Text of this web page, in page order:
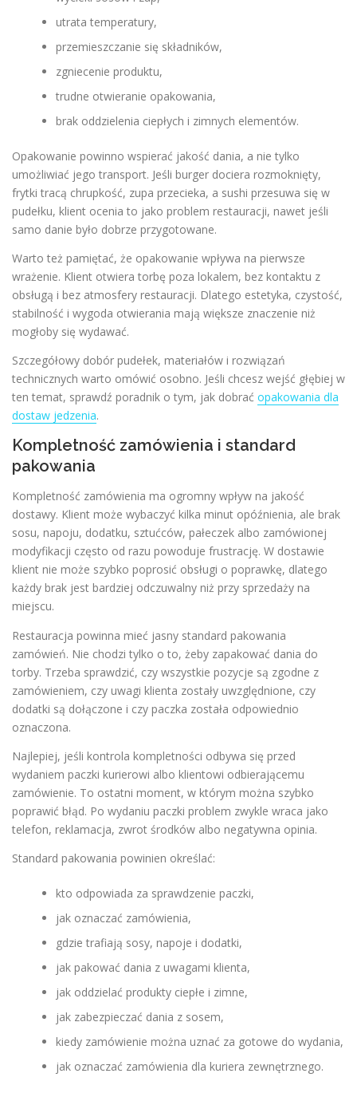
utrata temperatury,
przemieszczanie się składników,
zgniecenie produktu,
trudne otwieranie opakowania,
brak oddzielenia ciepłych i zimnych elementów.
Opakowanie powinno wspierać jakość dania, a nie tylko
umożliwiać jego transport. Jeśli burger dociera rozmoknięty,
frytki tracą chrupkość, zupa przecieka, a sushi przesuwa się w
pudełku, klient ocenia to jako problem restauracji, nawet jeśli
samo danie było dobrze przygotowane.
Warto też pamiętać, że opakowanie wpływa na pierwsze
wrażenie. Klient otwiera torbę poza lokalem, bez kontaktu z
obsługą i bez atmosfery restauracji. Dlatego estetyka, czystość,
stabilność i wygoda otwierania mają większe znaczenie niż
mogłoby się wydawać.
Szczegółowy dobór pudełek, materiałów i rozwiązań
technicznych warto omówić osobno. Jeśli chcesz wejść głębiej w
ten temat, sprawdź poradnik o tym, jak dobrać opakowania dla
dostaw jedzenia.
Kompletność zamówienia i standard
pakowania
Kompletność zamówienia ma ogromny wpływ na jakość
dostawy. Klient może wybaczyć kilka minut opóźnienia, ale brak
sosu, napoju, dodatku, sztućców, pałeczek albo zamówionej
modyfikacji często od razu powoduje frustrację. W dostawie
klient nie może szybko poprosić obsługi o poprawkę, dlatego
każdy brak jest bardziej odczuwalny niż przy sprzedaży na
miejscu.
Restauracja powinna mieć jasny standard pakowania
zamówień. Nie chodzi tylko o to, żeby zapakować dania do
torby. Trzeba sprawdzić, czy wszystkie pozycje są zgodne z
zamówieniem, czy uwagi klienta zostały uwzględnione, czy
dodatki są dołączone i czy paczka została odpowiednio
oznaczona.
Najlepiej, jeśli kontrola kompletności odbywa się przed
wydaniem paczki kurierowi albo klientowi odbierającemu
zamówienie. To ostatni moment, w którym można szybko
poprawić błąd. Po wydaniu paczki problem zwykle wraca jako
telefon, reklamacja, zwrot środków albo negatywna opinia.
Standard pakowania powinien określać:
kto odpowiada za sprawdzenie paczki,
jak oznaczać zamówienia,
gdzie trafiają sosy, napoje i dodatki,
jak pakować dania z uwagami klienta,
jak oddzielać produkty ciepłe i zimne,
jak zabezpieczać dania z sosem,
kiedy zamówienie można uznać za gotowe do wydania,
jak oznaczać zamówienia dla kuriera zewnętrznego.